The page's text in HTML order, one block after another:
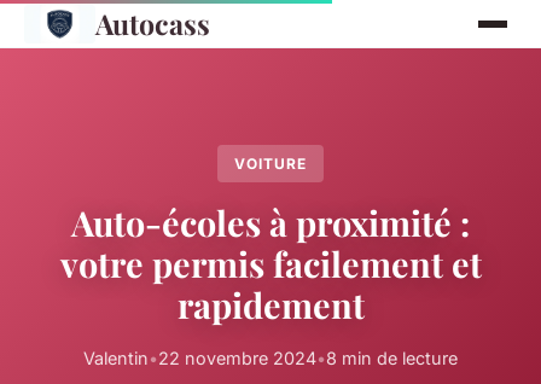
Autocass
VOITURE
Auto-écoles à proximité :
votre permis facilement et
rapidement
Valentin•22 novembre 2024•8 min de lecture